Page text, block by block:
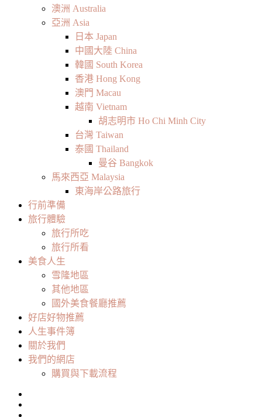
澳洲 Australia
亞洲 Asia
日本 Japan
中國大陸 China
韓國 South Korea
香港 Hong Kong
澳門 Macau
越南 Vietnam
胡志明市 Ho Chi Minh City
台灣 Taiwan
泰國 Thailand
曼谷 Bangkok
馬來西亞 Malaysia
東海岸公路旅行
行前準備
旅行體驗
旅行所吃
旅行所看
美食人生
雪隆地區
其他地區
國外美食餐廳推薦
好店好物推薦
人生事件簿
關於我們
我們的網店
購買與下載流程